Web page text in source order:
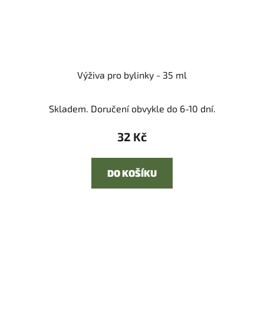
Výživa pro bylinky - 35 ml
Skladem. Doručení obvykle do 6-10 dní.
32 Kč
DO KOŠÍKU